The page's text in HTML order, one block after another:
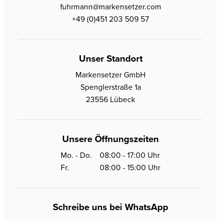
fuhrmann@markensetzer.com
+49 (0)451 203 509 57
Unser Standort
Markensetzer GmbH
Spenglerstraße 1a
23556 Lübeck
Unsere Öffnungszeiten
Mo. - Do.
Fr.
08:00 - 17:00 Uhr
08:00 - 15:00 Uhr
Schreibe uns bei WhatsApp